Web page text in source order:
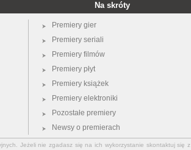
Na skróty
Premiery gier
Premiery seriali
Premiery filmów
Premiery płyt
Premiery książek
Premiery elektroniki
Pozostałe premiery
Newsy o premierach
Jeżeli nie zgadasz się na ich wykorzystanie skontaktuj się z